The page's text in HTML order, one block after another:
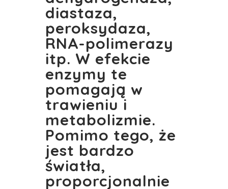
diastaza,
peroksydaza,
RNA-polimerazy
itp. W efekcie
enzymy te
pomagają w
trawieniu i
metabolizmie.
Pomimo tego, że
jest bardzo
światła,
proporcjonalnie